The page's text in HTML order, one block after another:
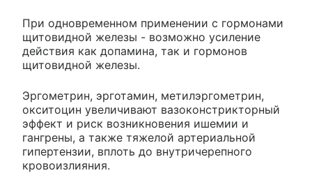
При одновременном применении с гормонами
щитовидной железы - возможно усиление
действия как допамина, так и гормонов
щитовидной железы.
Эргометрин, эрготамин, метилэргометрин,
окситоцин увеличивают вазоконстрикторный
эффект и риск возникновения ишемии и
гангрены, а также тяжелой артериальной
гипертензии, вплоть до внутричерепного
кровоизлияния.